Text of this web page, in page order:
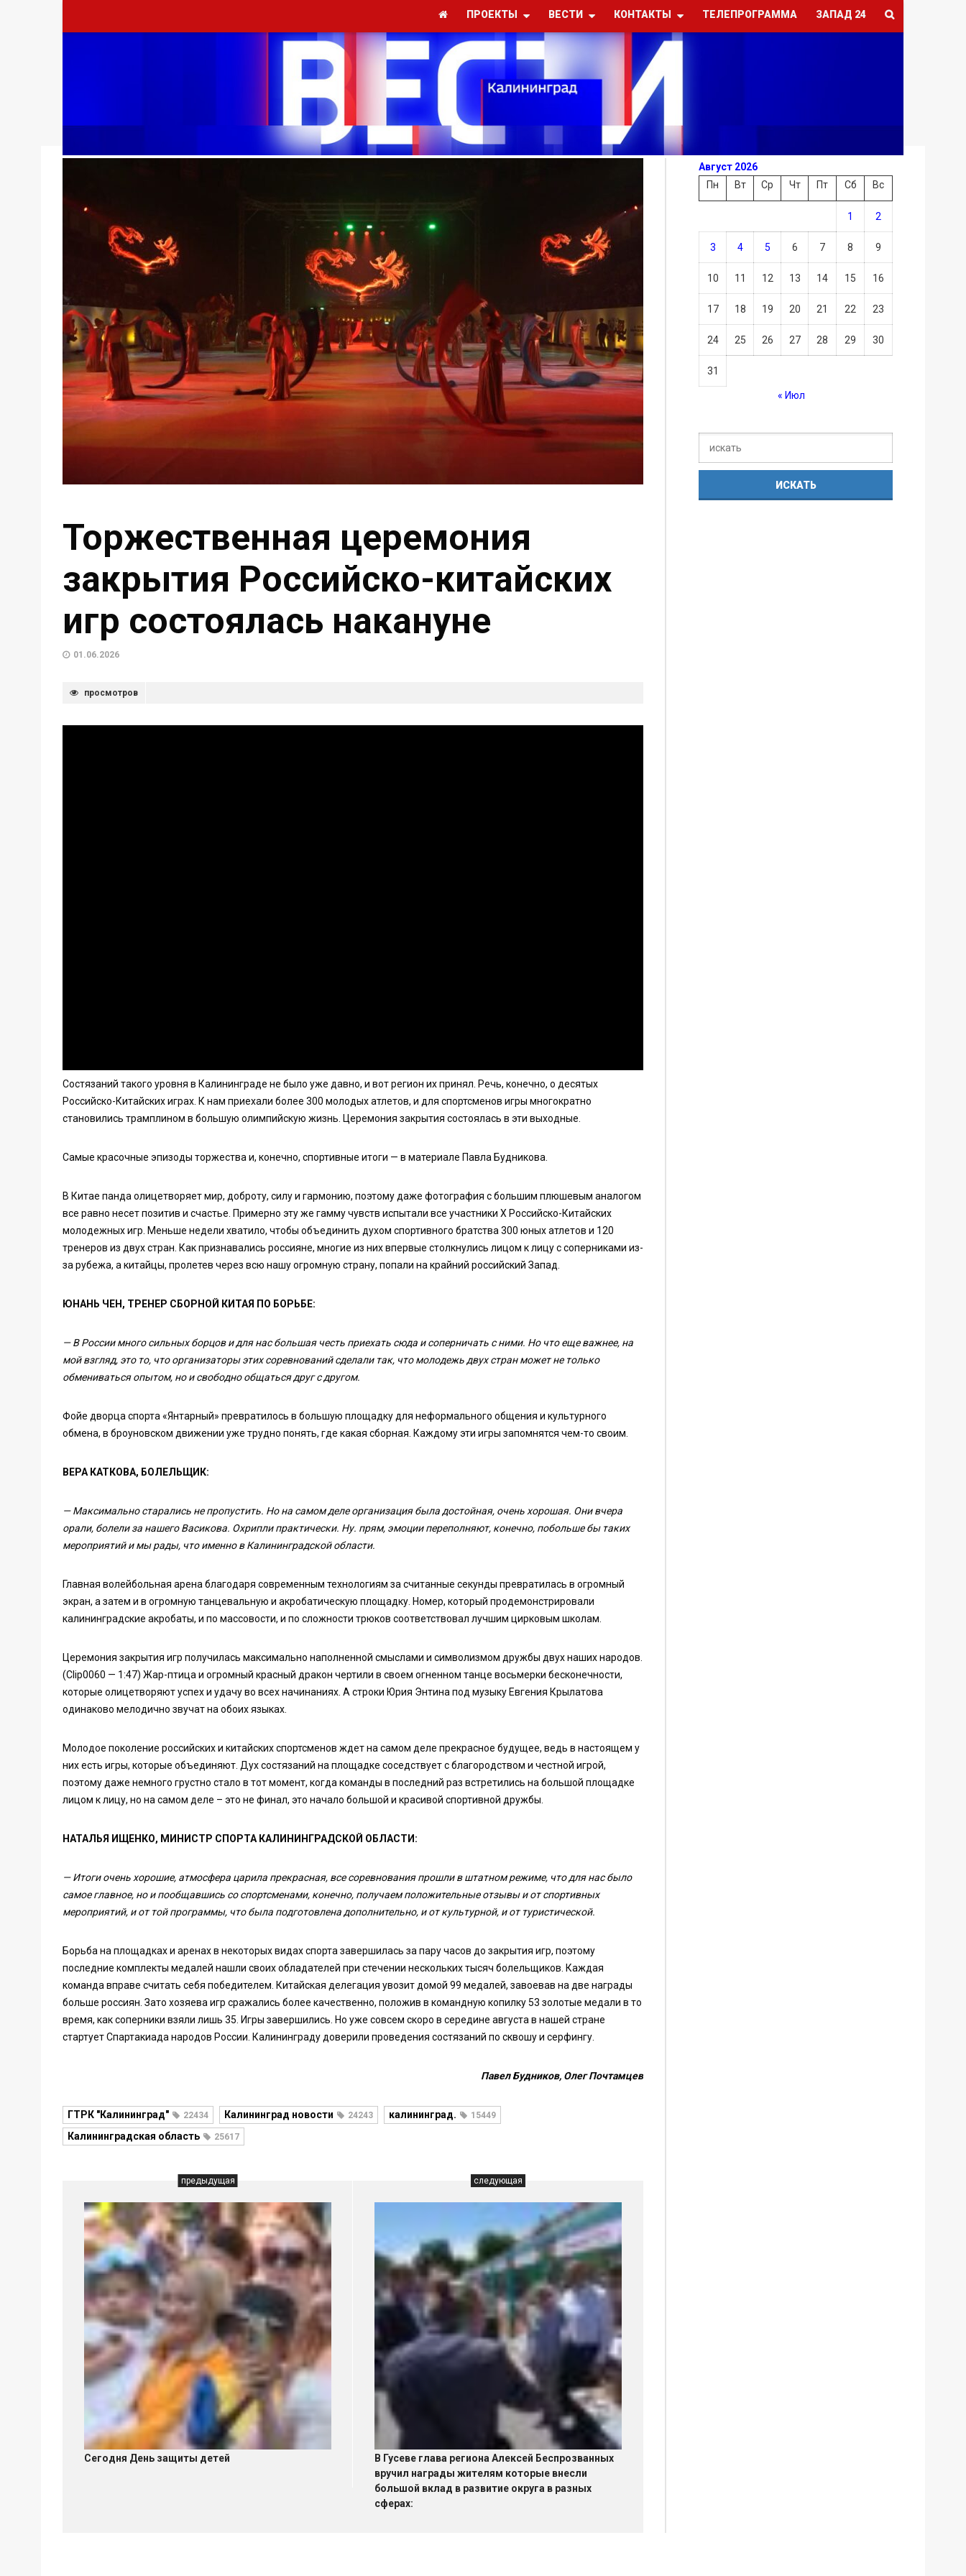
ПРОЕКТЫ ВЕСТИ КОНТАКТЫ ТЕЛЕПРОГРАММА ЗАПАД 24
Торжественная церемония
закрытия Российско-китайских
игр состоялась накануне
01.06.2026
просмотров
Состязаний такого уровня в Калининграде не было уже давно, и вот регион их принял. Речь, конечно, о десятых
Российско-Китайских играх. К нам приехали более 300 молодых атлетов, и для спортсменов игры многократно
становились трамплином в большую олимпийскую жизнь. Церемония закрытия состоялась в эти выходные.
Самые красочные эпизоды торжества и, конечно, спортивные итоги — в материале Павла Будникова.
В Китае панда олицетворяет мир, доброту, силу и гармонию, поэтому даже фотография с большим плюшевым аналогом
все равно несет позитив и счастье. Примерно эту же гамму чувств испытали все участники X Российско-Китайских
молодежных игр. Меньше недели хватило, чтобы объединить духом спортивного братства 300 юных атлетов и 120
тренеров из двух стран. Как признавались россияне, многие из них впервые столкнулись лицом к лицу с соперниками из-
за рубежа, а китайцы, пролетев через всю нашу огромную страну, попали на крайний российский Запад.
ЮНАНЬ ЧЕН, ТРЕНЕР СБОРНОЙ КИТАЯ ПО БОРЬБЕ:
— В России много сильных борцов и для нас большая честь приехать сюда и соперничать с ними. Но что еще важнее, на
мой взгляд, это то, что организаторы этих соревнований сделали так, что молодежь двух стран может не только
обмениваться опытом, но и свободно общаться друг с другом.
Фойе дворца спорта «Янтарный» превратилось в большую площадку для неформального общения и культурного
обмена, в броуновском движении уже трудно понять, где какая сборная. Каждому эти игры запомнятся чем-то своим.
ВЕРА КАТКОВА, БОЛЕЛЬЩИК:
— Максимально старались не пропустить. Но на самом деле организация была достойная, очень хорошая. Они вчера
орали, болели за нашего Васикова. Охрипли практически. Ну. прям, эмоции переполняют, конечно, побольше бы таких
мероприятий и мы рады, что именно в Калининградской области.
Главная волейбольная арена благодаря современным технологиям за считанные секунды превратилась в огромный
экран, а затем и в огромную танцевальную и акробатическую площадку. Номер, который продемонстрировали
калининградские акробаты, и по массовости, и по сложности трюков соответствовал лучшим цирковым школам.
Церемония закрытия игр получилась максимально наполненной смыслами и символизмом дружбы двух наших народов.
(Clip0060 — 1:47) Жар-птица и огромный красный дракон чертили в своем огненном танце восьмерки бесконечности,
которые олицетворяют успех и удачу во всех начинаниях. А строки Юрия Энтина под музыку Евгения Крылатова
одинаково мелодично звучат на обоих языках.
Молодое поколение российских и китайских спортсменов ждет на самом деле прекрасное будущее, ведь в настоящем у
них есть игры, которые объединяют. Дух состязаний на площадке соседствует с благородством и честной игрой,
поэтому даже немного грустно стало в тот момент, когда команды в последний раз встретились на большой площадке
лицом к лицу, но на самом деле – это не финал, это начало большой и красивой спортивной дружбы.
НАТАЛЬЯ ИЩЕНКО, МИНИСТР СПОРТА КАЛИНИНГРАДСКОЙ ОБЛАСТИ:
— Итоги очень хорошие, атмосфера царила прекрасная, все соревнования прошли в штатном режиме, что для нас было
самое главное, но и пообщавшись со спортсменами, конечно, получаем положительные отзывы и от спортивных
мероприятий, и от той программы, что была подготовлена дополнительно, и от культурной, и от туристической.
Борьба на площадках и аренах в некоторых видах спорта завершилась за пару часов до закрытия игр, поэтому
последние комплекты медалей нашли своих обладателей при стечении нескольких тысяч болельщиков. Каждая
команда вправе считать себя победителем. Китайская делегация увозит домой 99 медалей, завоевав на две награды
больше россиян. Зато хозяева игр сражались более качественно, положив в командную копилку 53 золотые медали в то
время, как соперники взяли лишь 35. Игры завершились. Но уже совсем скоро в середине августа в нашей стране
стартует Спартакиада народов России. Калининграду доверили проведения состязаний по сквошу и серфингу.
Павел Будников, Олег Почтамцев
ГТРК "Калининград" 22434 Калининград новости 24243 калининград. 15449
Калининградская область 25617
предыдущая
Сегодня День защиты детей
следующая
В Гусеве глава региона Алексей Беспрозванных
вручил награды жителям которые внесли
большой вклад в развитие округа в разных
сферах:
Август 2026
Пн
Вт Ср Чт Пт Сб Вс
1 2
3 4 5 6 7 8 9
10 11 12 13 14 15 16
17 18 19 20 21 22 23
24 25 26 27 28 29 30
31
« Июл